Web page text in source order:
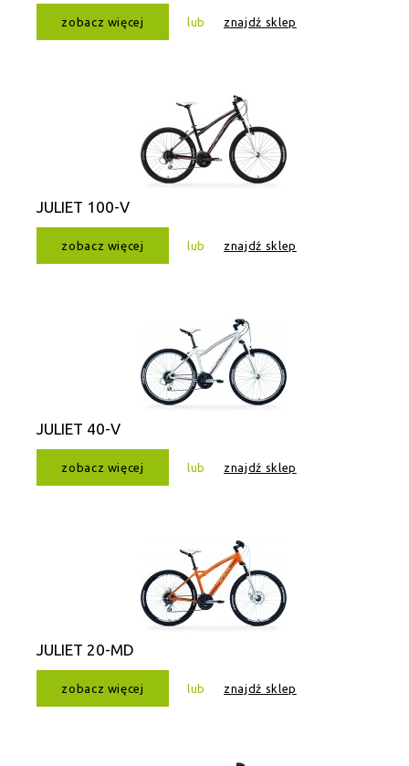
zobacz więcej lub znajdź sklep
JULIET 100-V
zobacz więcej lub znajdź sklep
JULIET 40-V
zobacz więcej lub znajdź sklep
JULIET 20-MD
zobacz więcej lub znajdź sklep